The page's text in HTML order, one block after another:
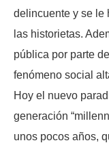
delincuente y se le
las historietas.
pública por parte
fenómeno social
Hoy el nuevo
generación
unos pocos años,